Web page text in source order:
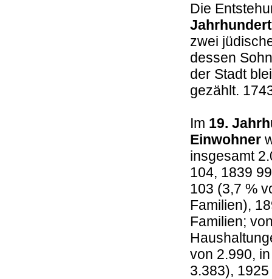
Die
Jahrhundert
zwei
dessen
der Stadt
gezählt.
Im 19.
Einwohner
insgesamt
104, 1839
103 (3,7 %
Familien),
Familien;
von 2.990,
3.383),